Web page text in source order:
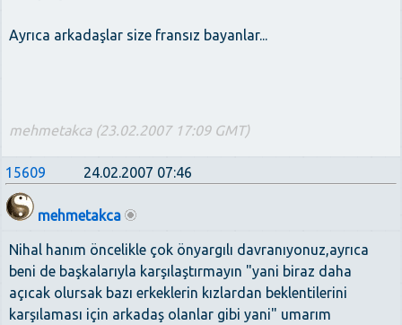
Ayrıca arkadaşlar size fransız bayanlar...
mehmetakca (23.02.2007 17:09 GMT)
15609 24.02.2007 07:46
mehmetakca
Nihal hanım öncelikle çok önyargılı davranıyonuz,ayrıca
beni de başkalarıyla karşılaştırmayın "yani biraz daha
açıcak olursak bazı erkeklerin kızlardan beklentilerini
karşılaması için arkadaş olanlar gibi yani" umarım